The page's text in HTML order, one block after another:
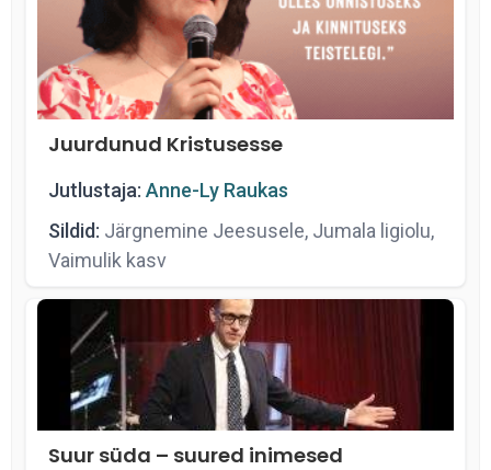
Juurdunud Kristusesse
Jutlustaja: Anne-Ly Raukas
Sildid: Järgnemine Jeesusele, Jumala ligiolu,
Vaimulik kasv
Suur süda – suured inimesed